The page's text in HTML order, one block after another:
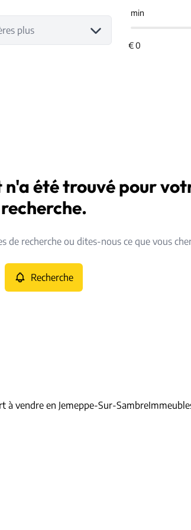
plus
min
été trouvé pour
recherche.
de recherche ou dites-nous ce que vous
Recherche
à vendre en Jemeppe-Sur-Sambre